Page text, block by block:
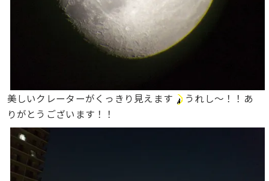
美しいクレーターがくっきり見えます
うれし〜！！あ
りがとうございます！！